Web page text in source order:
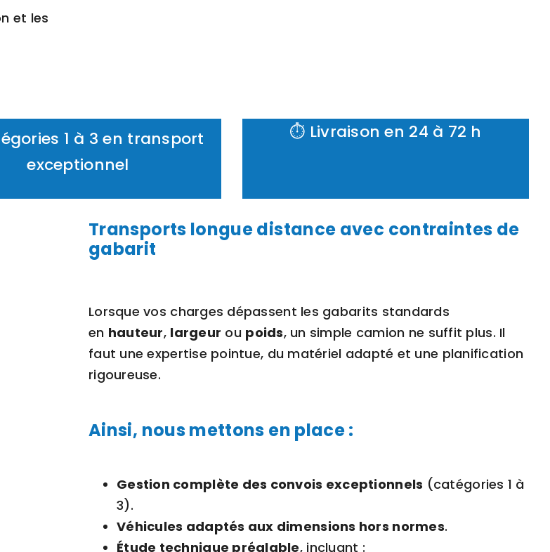
et les
1 à 3 en transport
exceptionnel
⏱️ Livraison en 24 à 72 h
Transports longue distance avec contraintes de
gabarit
Lorsque vos charges dépassent les gabarits standards
en hauteur, largeur ou poids, un simple camion ne suffit plus. Il
faut une expertise pointue, du matériel adapté et une planification
rigoureuse.
Ainsi, nous mettons en place :
Gestion complète des convois exceptionnels (catégories 1 à
3).
Véhicules adaptés aux dimensions hors normes.
Étude technique préalable, incluant :